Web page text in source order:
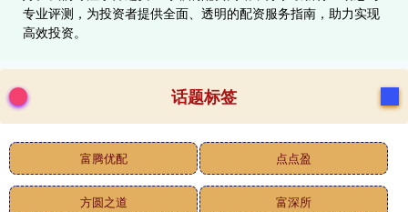
专业评测，为投资者提供全面、透明的配资服务指南，助力实现
高效投资。
话题标签
富腾优配 点点盈
方圆之道 富深所